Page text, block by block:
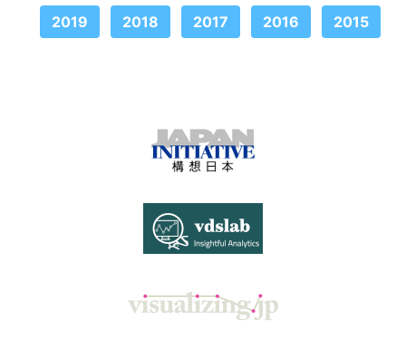
2019 2018 2017 2016 2015